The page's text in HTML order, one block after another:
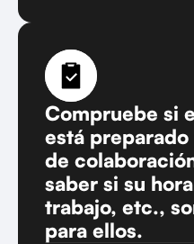
Compruebe si
está
de
saber si su
trabajo, etc.,
para ellos.